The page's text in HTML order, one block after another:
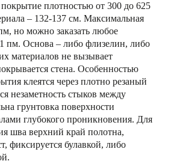
плотностью от 300 до 625
– 132-137 см. Максимальная
но можно заказать любое
пм. Основа – либо флизелин, либо
материалов не вызывает
стена. Особенностью
клеятся через плотно резаный
незаметность стыков между
грунтовка поверхности
глубокого проникновения. Для
шва верхний край полотна,
фиксируется булавкой, либо